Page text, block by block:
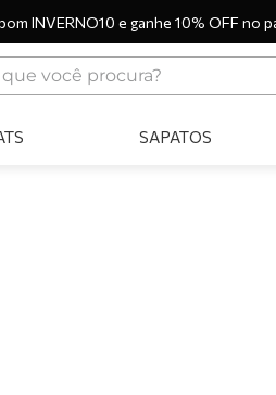
INVERNO10 e ganhe 10% OFF no
você procura?
SAPATOS